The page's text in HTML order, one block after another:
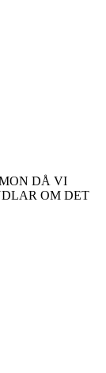
DÅ VI
OM DET